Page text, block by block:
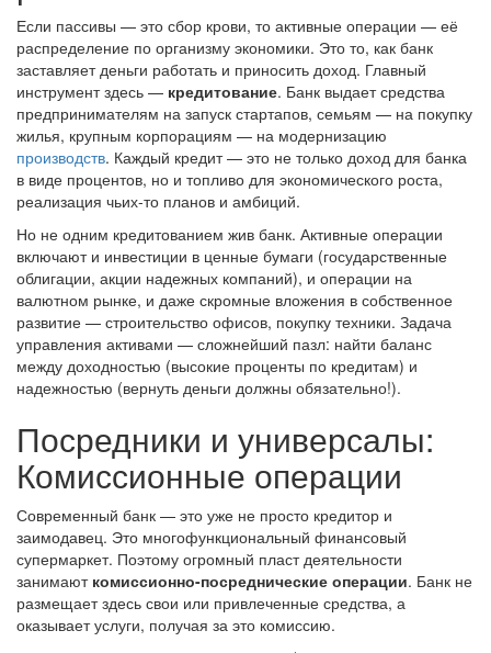
Если пассивы — это сбор крови, то активные операции — её
распределение по организму экономики. Это то, как банк
заставляет деньги работать и приносить доход. Главный
инструмент здесь — кредитование. Банк выдает средства
предпринимателям на запуск стартапов, семьям — на покупку
жилья, крупным корпорациям — на модернизацию
производств. Каждый кредит — это не только доход для банка
в виде процентов, но и топливо для экономического роста,
реализация чьих-то планов и амбиций.
Но не одним кредитованием жив банк. Активные операции
включают и инвестиции в ценные бумаги (государственные
облигации, акции надежных компаний), и операции на
валютном рынке, и даже скромные вложения в собственное
развитие — строительство офисов, покупку техники. Задача
управления активами — сложнейший пазл: найти баланс
между доходностью (высокие проценты по кредитам) и
надежностью (вернуть деньги должны обязательно!).
Посредники и универсалы:
Комиссионные операции
Современный банк — это уже не просто кредитор и
заимодавец. Это многофункциональный финансовый
супермаркет. Поэтому огромный пласт деятельности
занимают комиссионно-посреднические операции. Банк не
размещает здесь свои или привлеченные средства, а
оказывает услуги, получая за это комиссию.